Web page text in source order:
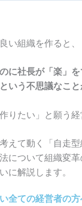
い組織を作ると、
に社長が「楽」
いう不思議なこと
りたい」と願う経
えて動く「自走
について組織変
に解説します。
全ての経営者の方